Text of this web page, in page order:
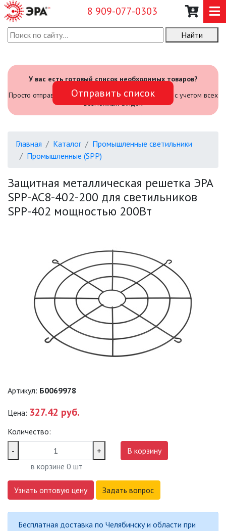
8 909-077-0303
О КОМПАНИИ
САДОВЫЙ ИНВЕНТАРЬ И
ИНСТРУМЕНТЫ
БЫТОВЫЕ ЖКХ (SPB)
ОФИСНЫЕ (SPL, SPO, LED-LP)
ТЕРМОСТОЙКИЕ СВЕТИЛЬНИКИ
ОФИСНЫЕ ПОДВЕСНЫЕ
СВЕТИЛЬНИКИ «GEOMETRIA»
ПРОЖЕКТОРЫ
САДОВЫЕ ФАСАДНЫЕ
СВЕТИЛЬНИКИ
РАСТЕНИЙ (ФИТОСВЕТИЛЬНИКИ)
ЭЛЕКТРОМОНТАЖА
Найти
У вас есть готовый список необходимых товаров?
Просто отправьте его нам и мы посчитаем стоимость с учетом всех
возможных скидок
Отправить список
Главная Каталог
Промышленные светильники
Промышленные (SPP)
Защитная металлическая решетка ЭРА
SPP-AC8-402-200 для светильников
SPP-402 мощностью 200Вт
Артикул: Б0069978
Цена: 327.42 руб.
Количество:
-
+
в корзине 0 шт
В корзину
Узнать оптовую цену Задать вопрос
Бесплатная доставка по Челябинску и области при